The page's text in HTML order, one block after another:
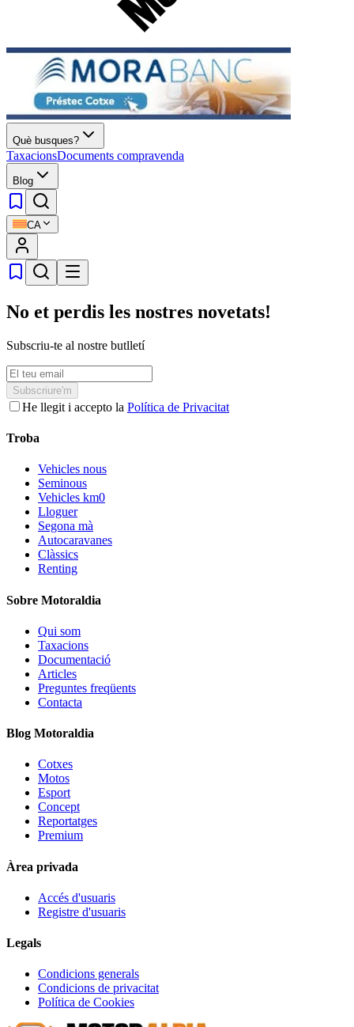
Què busques?
TaxacionsDocuments compravenda
Blog
CA
No et perdis les nostres novetats!
Subscriu-te al nostre butlletí
Subscriure'm
He llegit i accepto la Política de Privacitat
Troba
Vehicles nous
Seminous
Vehicles km0
Lloguer
Segona mà
Autocaravanes
Clàssics
Renting
Sobre Motoraldia
Qui som
Taxacions
Documentació
Articles
Preguntes freqüents
Contacta
Blog Motoraldia
Cotxes
Motos
Esport
Concept
Reportatges
Premium
Àrea privada
Accés d'usuaris
Registre d'usuaris
Legals
Condicions generals
Condicions de privacitat
Política de Cookies